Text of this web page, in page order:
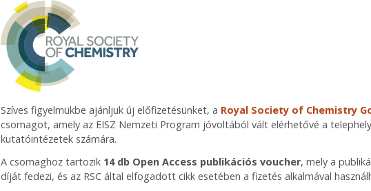
Szíves figyelmükbe ajánljuk új előfizetésünket, a Royal Society of Chemistry
csomagot, amely az EISZ Nemzeti Program jóvoltából vált elérhetővé a
kutatóintézetek számára.
A csomaghoz tartozik 14 db Open Access publikációs voucher, mely a
díját fedezi, és az RSC által elfogadott cikk esetében a fizetés alkalmával